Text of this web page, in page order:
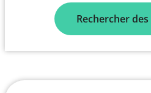
Rechercher